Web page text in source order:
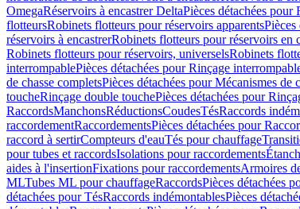
OmegaRéservoirs à encastrer DeltaPièces détachées pour
flotteursRobinets flotteurs pour réservoirs apparents
réservoirs à encastrerRobinets flotteurs pour réservoirs en
Robinets flotteurs pour réservoirs, universelsRobinets
interrompablePièces détachées pour Rinçage
de chasse completsPièces détachées pour Mécanismes de
toucheRinçage double touchePièces détachées pour
RaccordsManchonsRéductionsCoudesTésRaccords
raccordementRaccordementsPièces détachées pour
raccord à sertirCompteurs d'eauTés pour chauffage
pour tubes et raccordsIsolations pour raccordements
aides à l'insertionFixations pour raccordementsArmoires
MLTubes ML pour chauffageRaccordsPièces détachées
détachées pour TésRaccords indémontablesPièces